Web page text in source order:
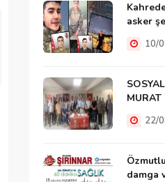
asker
10/
MURAT
22/
damga